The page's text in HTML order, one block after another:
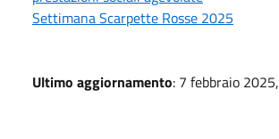
Settimana Scarpette Rosse 2025
Ultimo aggiornamento: 7 febbraio